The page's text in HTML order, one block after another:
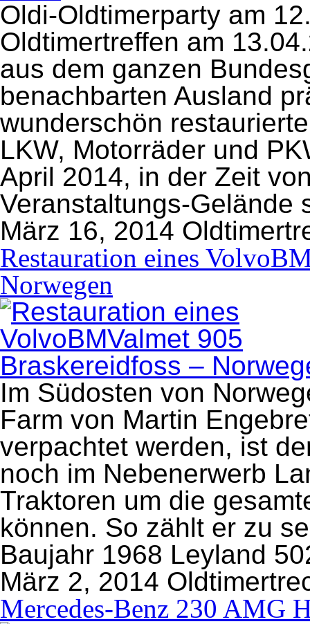
Oldi-Oldtimerparty am
Oldtimertreffen am
aus dem ganzen
benachbarten Ausland
wunderschön
LKW, Motorräder und
April 2014, in der Zeit
Veranstaltungs-Gelände
März 16, 2014
Restauration eines
Norwegen
Im Südosten von
Farm von Martin
verpachtet werden, ist
noch im Nebenerwerb
Traktoren um die
können. So zählt er zu
Baujahr 1968 Leyland
März 2, 2014
Mercedes-Benz 230 AMG